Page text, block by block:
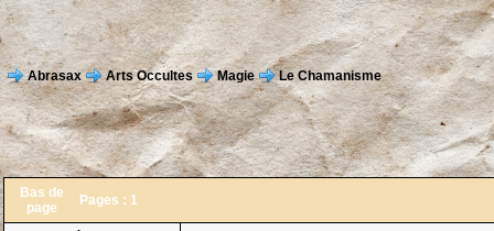
Abrasax Arts Occultes Magie Le Chamanisme
Bas de
page
Pages : 1